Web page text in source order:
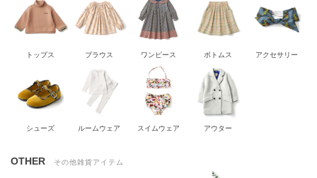
トップス ブラウス ワンピース ボトムス アクセサリー
シューズ ルームウェア スイムウェア アウター
OTHER その他雑貨アイテム